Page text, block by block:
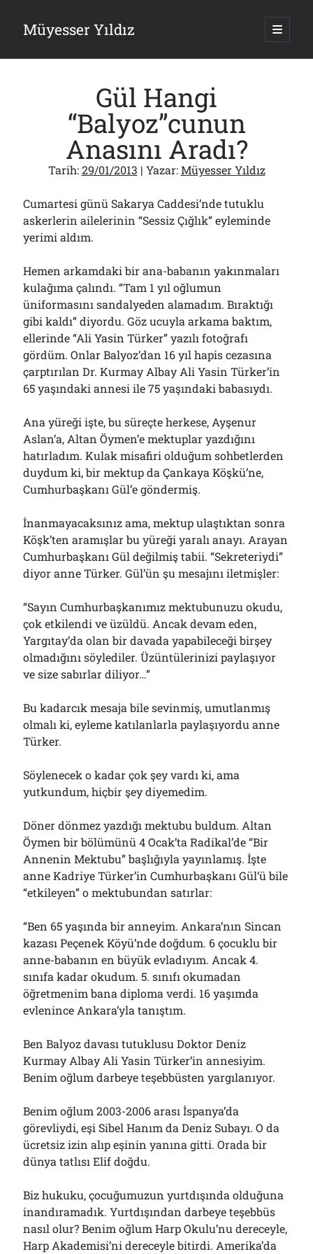
Müyesser Yıldız ana
Yan
Son Yazılar
Gazi’den Milletvekillerine Kurşun Gibi Sözler!..
Türkiye 2.0’a Gidiş!..
05/08/2026
15 Temmuz Soruları… Nasuh Mahruki’nin “Suçu”!..
Er Gaziler 20 Gün Sonra Gelen MSB Heyetine Böyle İsyan Etti:“Bizi
Teröristlere G……yle Güldürdünüz”
01/08/2026
Papazın “Komutanı” Ayasofya ve Patrikhane İçin ABD’yi Göreve
Çağırdı!..
31/07/2026
Arşivler
Gül Hangi
“Balyoz”cunun
Anasını Aradı?
Tarih:29/01/2013 | Yazar:Müyesser Yıldız
Cumartesi günü Sakarya Caddesi’nde tutuklu
askerlerin ailelerinin “Sessiz Çığlık” eyleminde
yerimi aldım.
Hemen arkamdaki bir ana-babanın yakınmaları
kulağıma çalındı. “Tam 1 yıl oğlumun
üniformasını sandalyeden alamadım. Bıraktığı
gibi kaldı” diyordu. Göz ucuyla arkama baktım,
ellerinde “Ali Yasin Türker” yazılı fotoğrafı
gördüm. Onlar Balyoz’dan 16 yıl hapis cezasına
çarptırılan Dr. Kurmay Albay Ali Yasin Türker’in
65 yaşındaki annesi ile 75 yaşındaki babasıydı.
Ana yüreği işte, bu süreçte herkese, Ayşenur
Aslan’a, Altan Öymen’e mektuplar yazdığını
hatırladım. Kulak misafiri olduğum sohbetlerden
duydum ki, bir mektup da Çankaya Köşkü’ne,
Cumhurbaşkanı Gül’e göndermiş.
İnanmayacaksınız ama, mektup ulaştıktan sonra
Köşk’ten aramışlar bu yüreği yaralı anayı. Arayan
Cumhurbaşkanı Gül değilmiş tabii. “Sekreteriydi”
diyor anne Türker. Gül’ün şu mesajını iletmişler:
“Sayın Cumhurbaşkanımız mektubunuzu okudu,
çok etkilendi ve üzüldü. Ancak devam eden,
Yargıtay’da olan bir davada yapabileceği birşey
olmadığını söylediler. Üzüntülerinizi paylaşıyor
ve size sabırlar diliyor…”
Bu kadarcık mesaja bile sevinmiş, umutlanmış
olmalı ki, eyleme katılanlarla paylaşıyordu anne
Türker.
Söylenecek o kadar çok şey vardı ki, ama
yutkundum, hiçbir şey diyemedim.
Döner dönmez yazdığı mektubu buldum. Altan
Öymen bir bölümünü 4 Ocak’ta Radikal’de “Bir
Annenin Mektubu” başlığıyla yayınlamış. İşte
anne Kadriye Türker’in Cumhurbaşkanı Gül’ü bile
“etkileyen” o mektubundan satırlar:
“Ben 65 yaşında bir anneyim. Ankara’nın Sincan
kazası Peçenek Köyü’nde doğdum. 6 çocuklu bir
anne-babanın en büyük evladıyım. Ancak 4.
sınıfa kadar okudum. 5. sınıfı okumadan
öğretmenim bana diploma verdi. 16 yaşımda
evlenince Ankara’yla tanıştım.
Ben Balyoz davası tutuklusu Doktor Deniz
Kurmay Albay Ali Yasin Türker’in annesiyim.
Benim oğlum darbeye teşebbüsten yargılanıyor.
Benim oğlum 2003-2006 arası İspanya’da
görevliydi, eşi Sibel Hanım da Deniz Subayı. O da
ücretsiz izin alıp eşinin yanına gitti. Orada bir
dünya tatlısı Elif doğdu.
Biz hukuku, çocuğumuzun yurtdışında olduğuna
inandıramadık. Yurtdışından darbeye teşebbüs
nasıl olur? Benim oğlum Harp Okulu’nu dereceyle,
Harp Akademisi’ni dereceyle bitirdi. Amerika’da